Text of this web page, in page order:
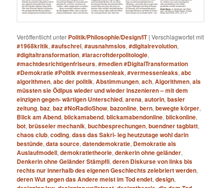
Veröffentlicht unter Politik/Philosophie/Design/IT |Verschlagwortet mit
#1968kritik,#aufschrei,#ausnahmslos,#digitalrevolution,
#digitaltransformation,#laracroftderpolitologie,
#machtdesrichtigenfriseurs,#medien #DigitalTransformation
#Demokratie #Politik #vermessenleak,#vermessenleaks,abc
algorithmen,abc der politik,Abstimmungen,ach,Algorithmen,als
müssten sie Ödipus wieder und wieder inszenieren – mit dem
einzigen gegen- wärtigen Unterschied,arena,autorin,basler
zeitung,baz,baz #NoRadioShow,bazonline,bern,bewegte körper,
Blick am Abend,blickamabend,blickamabendonline,blickonline,
bot,brüsseler mechanik,buchbesprechungen,buendner tagblatt,
chaos club,coding,dass das Sakri- leg heutzutage wohl darin
bestünde,data source,datendemokratie, Demokratie als
Auslaufmodell,demokratietheorie,denkerin ohne geländer,
Denkerin ohne Geländer Stämpfli,deren Diskurse von links bis
rechts nur innerhalb des eigenen Geschlechts zelebriert werden,
deren Wut gegen das Andere meist im Tod endet,design,